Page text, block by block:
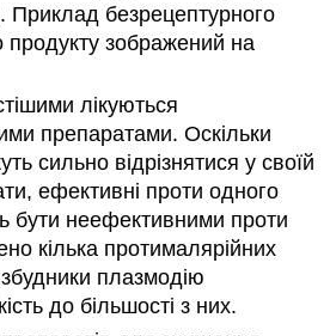
Приклад безрецептурного
продукту зображений на
лікуються
препаратами. Оскільки
сильно відрізнятися у своїй
ефективні проти одного
бути неефективними проти
кілька протималярійних
плазмодію
до більшості з них.